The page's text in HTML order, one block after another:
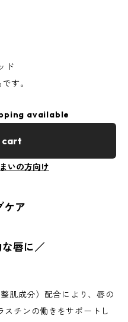
ド
す。
available
cart
いの方向け
ケア
唇に／
肌成分）配合により、唇の
スチンの働きをサポートし